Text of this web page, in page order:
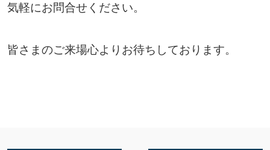
気軽にお問合せください。
皆さまのご来場心よりお待ちしております。